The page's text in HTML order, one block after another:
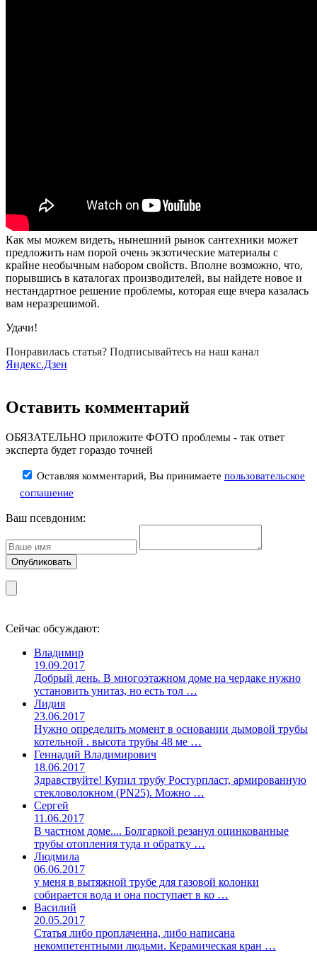
Как мы можем видеть, нынешний рынок сантехники может
предложить нам порой очень экзотические материалы с
крайне необычным набором свойств. Вполне возможно, что,
порывшись в каталогах производителей, вы найдете новое и
нестандартное решение проблемы, которая еще вчера казалась
вам неразрешимой.
Удачи!
Понравилась статья? Подписывайтесь на наш канал
Яндекс.Дзен
Оставить комментарий
ОБЯЗАТЕЛЬНО приложите ФОТО проблемы - так ответ
эксперта будет гораздо точней
Оставляя комментарий, Вы принимаете пользовательское
соглашение
Ваш псевдоним:
Сейчас обсуждают:
Владимир
19.09.2017
Добрый день. В многоэтажном доме на чердаке нужно
установить унитаз, но есть тол …
Лидия
23.06.2017
Нужно определить момент в основании дымовой трубы
котельной . высота трубы 48 ме …
Геннадий Владимирович
18.06.2017
Здравствуйте! Купил трубу Ростурпласт, армированную
стекловолокном (PN25). Можно …
Сергей
11.06.2017
В частном доме.... Болгаркой резанул оцинкованные
трубы отопления туда и обратку …
Людмила
06.06.2017
у меня в вытяжной трубе для газовой колонки
собирается вода и она поступает в ко …
Василий
20.05.2017
Статья либо проплаченна, либо написана
некомпетентными людьми. Керамическая кран …